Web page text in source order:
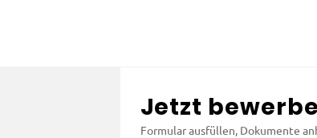
Jetzt
Formular ausfüllen, Dokumente